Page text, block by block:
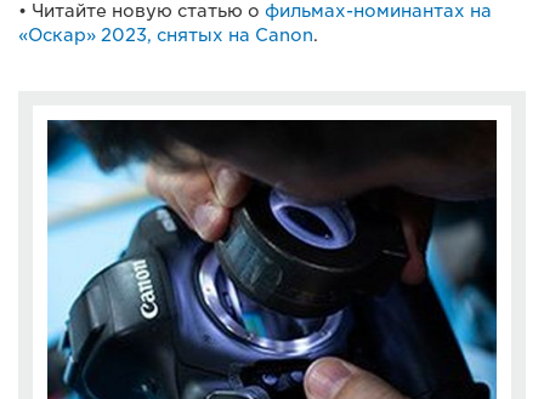
• Читайте новую статью о фильмах-номинантах на
«Оскар» 2023, снятых на Canon.